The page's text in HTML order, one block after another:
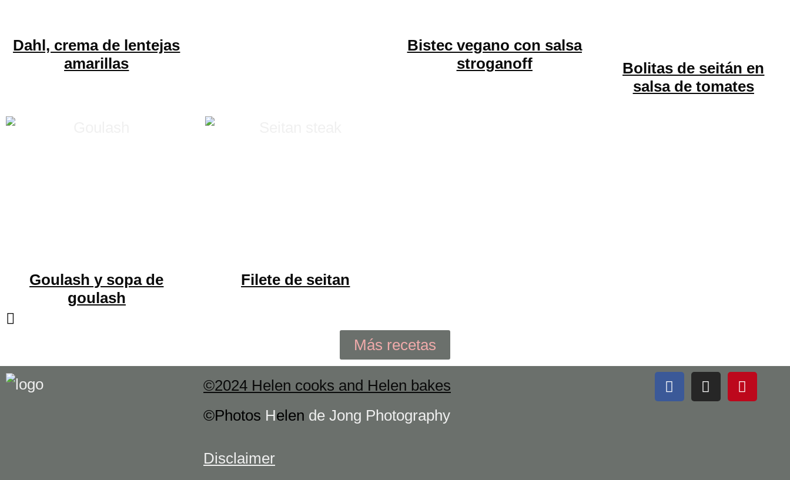
Dahl, crema de lentejas
amarillas
Bistec vegano con salsa
stroganoff
Bolitas de seitán en
salsa de tomates
Goulash y sopa de
goulash
Filete de seitan
Más recetas
©2024 Helen cooks and Helen bakes
©Photos Helen de Jong Photography
Disclaimer